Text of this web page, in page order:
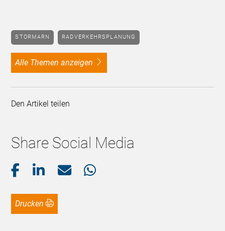
STORMARN RADVERKEHRSPLANUNG
alle Themen anzeigen
Den Artikel teilen
Share Social Media
Drucken